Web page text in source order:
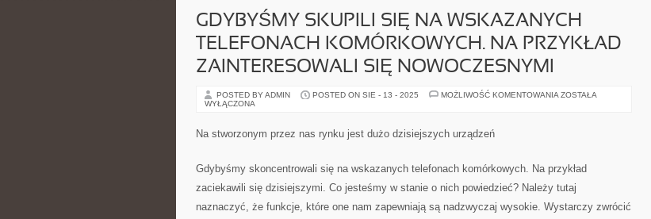
GDYBYŚMY SKUPILI SIĘ NA WSKAZANYCH
TELEFONACH KOMÓRKOWYCH. NA PRZYKŁAD
ZAINTERESOWALI SIĘ NOWOCZESNYMI
POSTED BY ADMIN POSTED ON SIE - 13 - 2025 MOŻLIWOŚĆ KOMENTOWANIA GDYBYŚMY
PRZYKŁAD
ZAINTERESOWALI
NOWOCZESNYMI
ZOSTAŁA
WYŁĄCZONA
Na stworzonym przez nas rynku jest dużo dzisiejszych urządzeń
Gdybyśmy skoncentrowali się na wskazanych telefonach komórkowych. Na przykład
zaciekawili się dzisiejszymi. Co jesteśmy w stanie o nich powiedzieć? Należy tutaj
naznaczyć, że funkcje, które one nam zapewniają są nadzwyczaj wysokie. Wystarczy zwrócić